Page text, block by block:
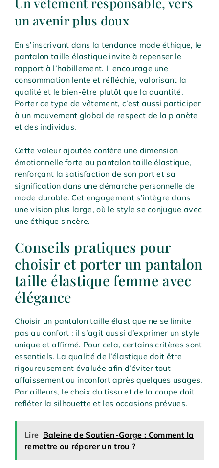
un avenir plus doux
En s’inscrivant dans la tendance mode éthique, le
pantalon taille élastique invite à repenser le
rapport à l’habillement. Il encourage une
consommation lente et réfléchie, valorisant la
qualité et le bien-être plutôt que la quantité.
Porter ce type de vêtement, c’est aussi participer
à un mouvement global de respect de la planète
et des individus.
Cette valeur ajoutée confère une dimension
émotionnelle forte au pantalon taille élastique,
renforçant la satisfaction de son port et sa
signification dans une démarche personnelle de
mode durable. Cet engagement s’intègre dans
une vision plus large, où le style se conjugue avec
une éthique sincère.
Conseils pratiques pour
choisir et porter un pantalon
taille élastique femme avec
élégance
Choisir un pantalon taille élastique ne se limite
pas au confort : il s’agit aussi d’exprimer un style
unique et affirmé. Pour cela, certains critères sont
essentiels. La qualité de l’élastique doit être
rigoureusement évaluée afin d’éviter tout
affaissement ou inconfort après quelques usages.
Par ailleurs, le choix du tissu et de la coupe doit
refléter la silhouette et les occasions prévues.
Lire Baleine de Soutien-Gorge : Comment la
remettre ou réparer un trou ?